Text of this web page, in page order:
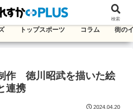
エリアのタウン情報紙
トップスポーツ コラム 街の
作 徳川昭武を描いた絵
連携
2024.04.20
検索